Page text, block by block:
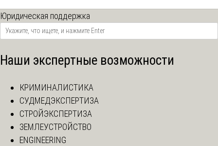
Юридическая поддержка
Наши экспертные возможности
КРИМИНАЛИСТИКА
СУДМЕДЭКСПЕРТИЗА
СТРОЙЭКСПЕРТИЗА
ЗЕМЛЕУСТРОЙСТВО
ENGINEERING